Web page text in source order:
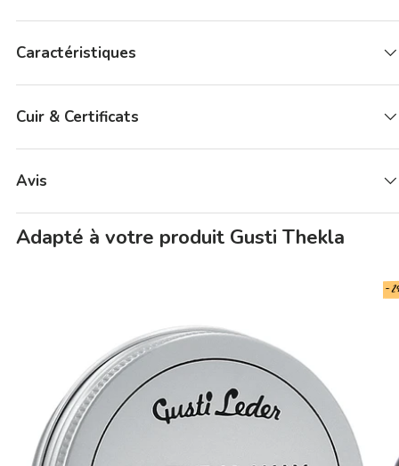
Caractéristiques
Cuir & Certificats
Avis
Adapté à votre produit Gusti Thekla
-